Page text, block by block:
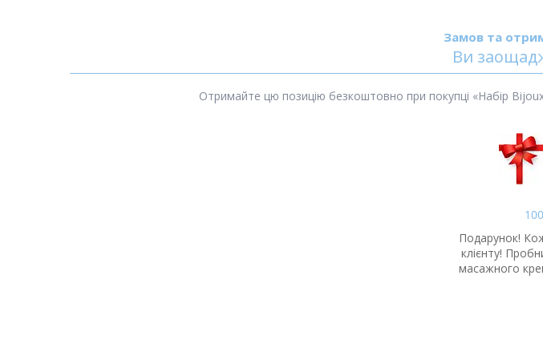
Замов та
Ви
Отримайте цю позицію безкоштовно при покупці «Набір
Подарунок!
клієнту!
масажного